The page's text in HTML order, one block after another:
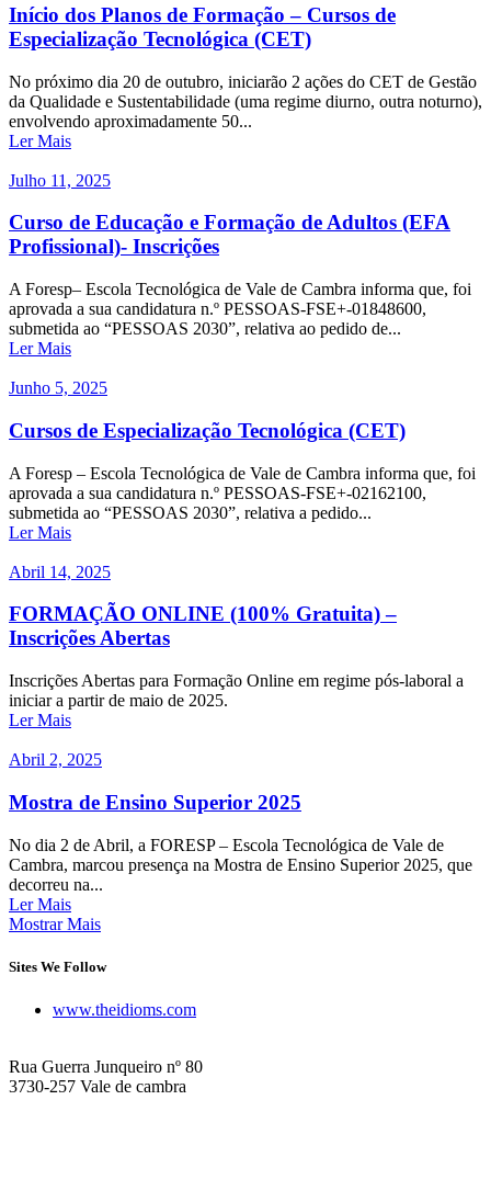
Início dos Planos de Formação – Cursos de
Especialização Tecnológica (CET)
No próximo dia 20 de outubro, iniciarão 2 ações do CET de Gestão
da Qualidade e Sustentabilidade (uma regime diurno, outra noturno),
envolvendo aproximadamente 50...
Ler Mais
Julho 11, 2025
Curso de Educação e Formação de Adultos (EFA
Profissional)- Inscrições
A Foresp– Escola Tecnológica de Vale de Cambra informa que, foi
aprovada a sua candidatura n.º PESSOAS-FSE+-01848600,
submetida ao “PESSOAS 2030”, relativa ao pedido de...
Ler Mais
Junho 5, 2025
Cursos de Especialização Tecnológica (CET)
A Foresp – Escola Tecnológica de Vale de Cambra informa que, foi
aprovada a sua candidatura n.º PESSOAS-FSE+-02162100,
submetida ao “PESSOAS 2030”, relativa a pedido...
Ler Mais
Abril 14, 2025
FORMAÇÃO ONLINE (100% Gratuita) –
Inscrições Abertas
Inscrições Abertas para Formação Online em regime pós-laboral a
iniciar a partir de maio de 2025.
Ler Mais
Abril 2, 2025
Mostra de Ensino Superior 2025
No dia 2 de Abril, a FORESP – Escola Tecnológica de Vale de
Cambra, marcou presença na Mostra de Ensino Superior 2025, que
decorreu na...
Ler Mais
Mostrar Mais
Sites We Follow
www.theidioms.com
Rua Guerra Junqueiro nº 80
3730-257 Vale de cambra